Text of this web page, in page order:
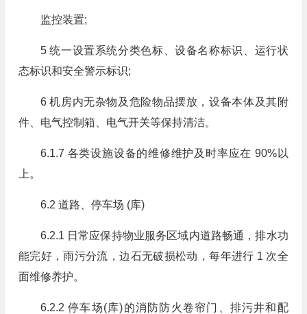
监控装置;
5 统一设置系统分类色标、设备名称标识、运行状
态标识和安全警示标识;
6 机房内无杂物及危险物品摆放，设备本体及其附
件、电气控制箱、电气开关等保持清洁。
6.1.7 各类设施设备的维修维护及时率应在 90%以
上。
6.2 道路、停车场 (库)
6.2.1 日常应保持物业服务区域内道路畅通，排水功
能完好，雨污分流，边石无破损松动，每年进行 1 次全
面维修养护。
6.2.2 停车场(库)的消防防火卷帘门、排污井和配